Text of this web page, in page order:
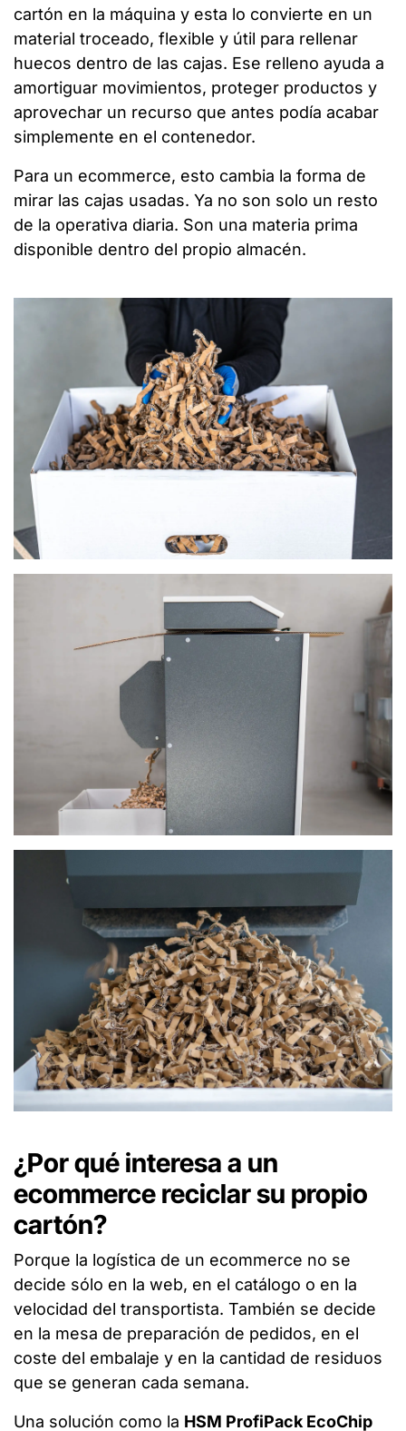
cartón en la máquina y esta lo convierte en un
material troceado, flexible y útil para rellenar
huecos dentro de las cajas. Ese relleno ayuda a
amortiguar movimientos, proteger productos y
aprovechar un recurso que antes podía acabar
simplemente en el contenedor.
Para un ecommerce, esto cambia la forma de
mirar las cajas usadas. Ya no son solo un resto
de la operativa diaria. Son una materia prima
disponible dentro del propio almacén.
¿Por qué interesa a un
ecommerce reciclar su propio
cartón?
Porque la logística de un ecommerce no se
decide sólo en la web, en el catálogo o en la
velocidad del transportista. También se decide
en la mesa de preparación de pedidos, en el
coste del embalaje y en la cantidad de residuos
que se generan cada semana.
Una solución como la HSM ProfiPack EcoChip